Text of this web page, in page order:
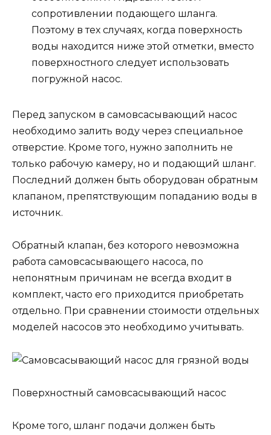
сопротивлении подающего шланга.
Поэтому в тех случаях, когда поверхность
воды находится ниже этой отметки, вместо
поверхностного следует использовать
погружной насос.
Перед запуском в самовсасывающий насос
необходимо залить воду через специальное
отверстие. Кроме того, нужно заполнить не
только рабочую камеру, но и подающий шланг.
Последний должен быть оборудован обратным
клапаном, препятствующим попаданию воды в
источник.
Обратный клапан, без которого невозможна
работа самовсасывающего насоса, по
непонятным причинам не всегда входит в
комплект, часто его приходится приобретать
отдельно. При сравнении стоимости отдельных
моделей насосов это необходимо учитывать.
Поверхностный самовсасывающий насос
Кроме того, шланг подачи должен быть